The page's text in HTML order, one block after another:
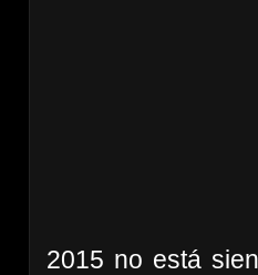
2015 no está